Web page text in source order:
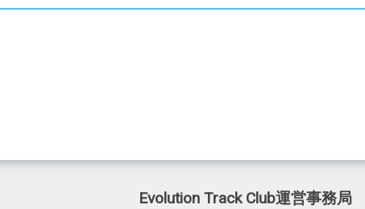
Evolution Track Club運営事務局